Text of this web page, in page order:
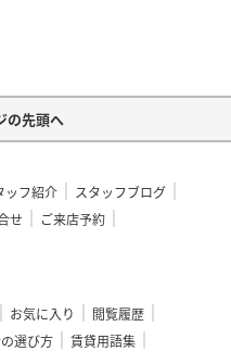
の先頭へ
ッフ紹介
スタッフブログ
せ
ご来店予約
お気に入り
閲覧履歴
選び方
賃貸用語集